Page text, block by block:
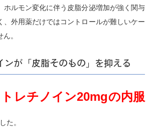
ホルモン変化に伴う皮脂分泌増加が強く関与
、外用薬だけではコントロールが難しいケー
。
ンが「皮脂そのもの」を抑える
レチノイン20mgの内服
た。